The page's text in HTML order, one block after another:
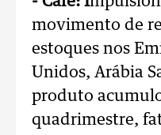
movimento de
estoques nos
Unidos, Arábia
produto
quadrimestre,